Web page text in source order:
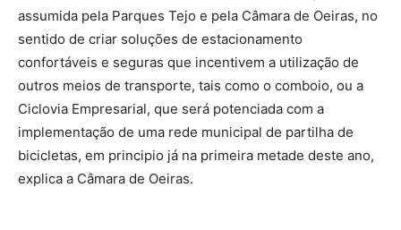
assumida pela Parques Tejo e pela Câmara de Oeiras, no
sentido de criar soluções de estacionamento
confortáveis e seguras que incentivem a utilização de
outros meios de transporte, tais como o comboio, ou a
Ciclovia Empresarial, que será potenciada com a
implementação de uma rede municipal de partilha de
bicicletas, em principio já na primeira metade deste ano,
explica a Câmara de Oeiras.